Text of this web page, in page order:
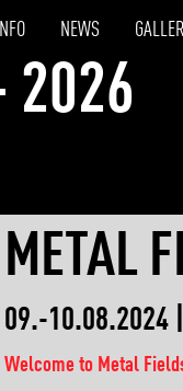
NEWS
2026
METAL
09.-10.08.2024
Welcome to Metal